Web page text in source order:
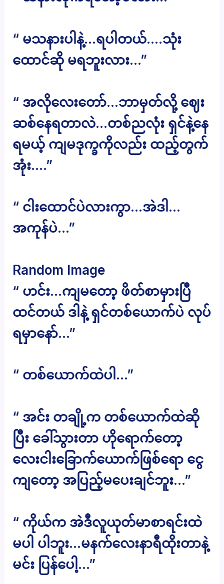
“ မသနားပါနဲ့…ရပါတယ်….သုံး
ထောင်ဆို မရဘူးလား…”
“ အလိုလေးတော်…ဘာမှတ်လို့ ဈေး
ဆစ်နေရတာလဲ…တစ်ညလုံး ရှင်နဲ့နေ
ရမယ့် ကျမဒုက္ခကိုလည်း ထည့်တွက်
အုံး….”
“ ငါးထောင်ပဲလားကွာ…အဲဒါ…
အကုန်ပဲ…”
Random Image
“ ဟင်း…ကျမတော့ ဖိတ်စာမှားပြီ
ထင်တယ် ဒါနဲ့ ရှင်တစ်ယောက်ပဲ လုပ်
ရမှာနော်…”
“ တစ်ယောက်ထဲပါ…”
“ အင်း တချို့က တစ်ယောက်ထဲဆို
ပြီး ခေါ်သွားတာ ဟိုရောက်တော့
လေးငါးခြောက်ယောက်ဖြစ်ရော ငွေ
ကျတော့ အပြည့်မပေးချင်ဘူး…”
“ ကိုယ်က အဲဒီလူယုတ်မာစာရင်းထဲ
မပါ ပါဘူး…မနက်လေးနာရီထိုးတာနဲ့
မင်း ပြန်ပေါ့…”